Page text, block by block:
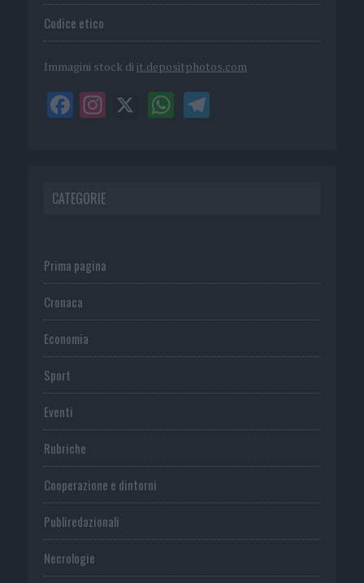
Codice etico
Immagini stock di it.depositphotos.com
CATEGORIE
Prima pagina
Cronaca
Economia
Sport
Eventi
Rubriche
Cooperazione e dintorni
Publiredazionali
Necrologie